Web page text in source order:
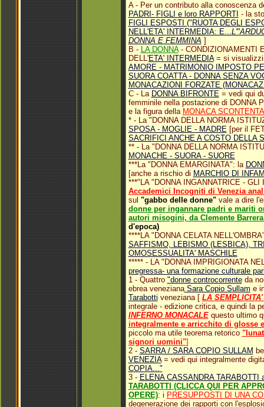
A - Per un contributo alla conoscenza
PADRI- FIGLI e loro RAPPORTI - la
FIGLI ESPOSTI ("RUOTA DEGLI
NELL'ETA' INTERMEDIA: E...
DONNA E FEMMINA ]
B - LA DONNA- CONDIZIONAMENTI
DELL'ETA' INTERMEDIA= si
AMORE - MATRIMONIO IMPOSTO
SUORA COATTA - DONNA SENZA
MONACAZIONI FORZATE
C - La DONNA BIFRONTE= vedi qui
femminile nella postazione di DONNA
e la figura della MONACA SCONTENTA
* - La "DONNA DELLA NORMA
SPOSA - MOGLIE - MADRE[per il
SACRIFICI ANCHE A COSTO DELLA
** - La "DONNA DELLA NORMA
MONACHE - SUORA - SUORE
***La "DONNA EMARGINATA": la
[anche a rischio di MARCHIO DI
***"LA "DONNA INGANNATRICE -
Accademici Incogniti di Venezia
sul "gabbo delle donne"vale a dire
donne per ingannare padri e mariti
autori misogini, da Clemente
d'epoca)
****LA "DONNA CELATA
SAFFISMO, LEBISMO (LESBICA),
OMOSESSUALITA' MASCHILE
***** - LA "DONNA IMPRIGIONATA
pregressa- una formazione culturale
1 - Quattro "donne controcorrenteda
ebrea venezianaSara Copio Sullam e
Tarabotti veneziana [ LA SEMPLICITA'
integrale - edizione critica, e quindi la
INFERNO MONACALEquesto ultimo
integralmente e arricchito di glosse
piccolo ma utile teorema retorico
signori uomini"]
2 - SARRA / SARA COPIO SULLAM
VENEZIA= vedi qui integralmente
COPIA..."
3 - ELENA CASSANDRA TARABOTTI
TARABOTTI (CLICCA QUI PER
OPERE): i PRESUPPOSTI DI UNA
degenerazione dei rapporti con